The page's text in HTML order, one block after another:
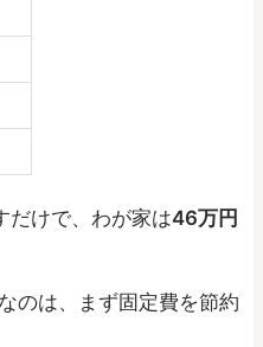
だけで、わが家は46万円
のは、まず固定費を節約